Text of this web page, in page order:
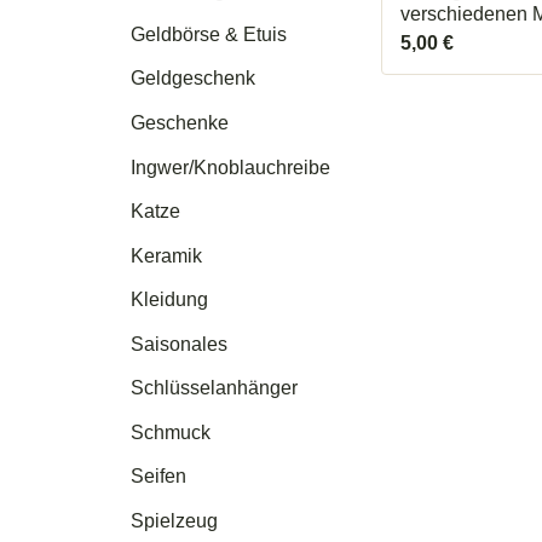
Geldbörse & Etuis
Geldgeschenk
Geschenke
Ingwer/Knoblauchreibe
Katze
Keramik
Kleidung
Saisonales
Schlüsselanhänger
Schmuck
Seifen
Spielzeug
verschiedenen
5,00€